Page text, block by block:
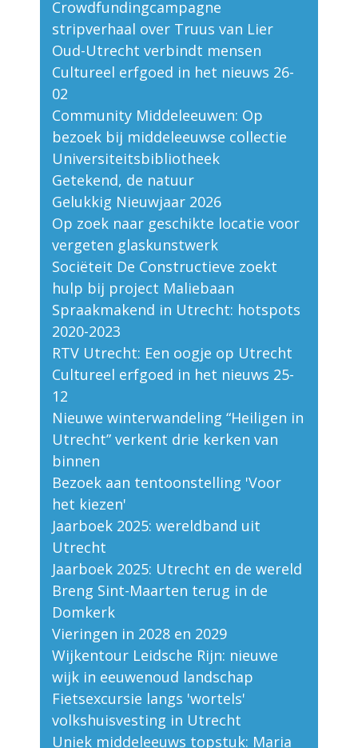
Crowdfundingcampagne
stripverhaal over Truus van Lier
Oud-Utrecht verbindt mensen
Cultureel erfgoed in het nieuws 26-
02
Community Middeleeuwen: Op
bezoek bij middeleeuwse collectie
Universiteitsbibliotheek
Getekend, de natuur
Gelukkig Nieuwjaar 2026
Op zoek naar geschikte locatie voor
vergeten glaskunstwerk
Sociëteit De Constructieve zoekt
hulp bij project Maliebaan
Spraakmakend in Utrecht: hotspots
2020-2023
RTV Utrecht: Een oogje op Utrecht
Cultureel erfgoed in het nieuws 25-
12
Nieuwe winterwandeling “Heiligen in
Utrecht” verkent drie kerken van
binnen
Bezoek aan tentoonstelling 'Voor
het kiezen'
Jaarboek 2025: wereldband uit
Utrecht
Jaarboek 2025: Utrecht en de wereld
Breng Sint-Maarten terug in de
Domkerk
Vieringen in 2028 en 2029
Wijkentour Leidsche Rijn: nieuwe
wijk in eeuwenoud landschap
Fietsexcursie langs 'wortels'
volkshuisvesting in Utrecht
Uniek middeleeuws topstuk: Maria